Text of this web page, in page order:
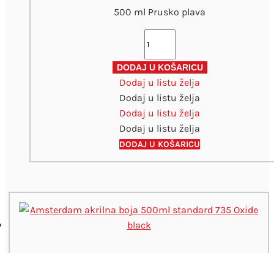
500 ml Prusko plava
boja
500ml
standard
566
Prussian
Blue
količina
DODAJ U KOŠARICU
Dodaj u listu želja
Dodaj u listu želja
Dodaj u listu želja
Dodaj u listu želja
DODAJ U KOŠARICU